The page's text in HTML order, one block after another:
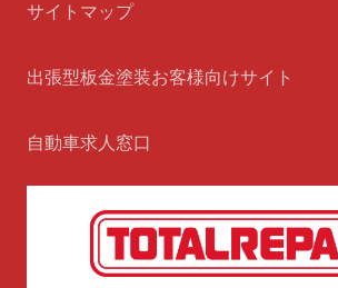
サイトマップ
出張型板金塗装お客様向けサイト
自動車求人窓口